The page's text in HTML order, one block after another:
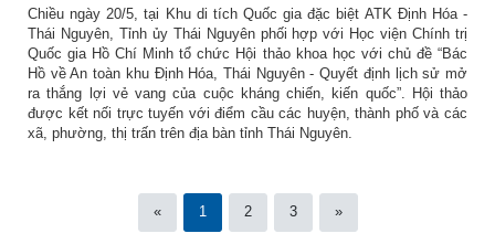
Chiều ngày 20/5, tại Khu di tích Quốc gia đặc biệt ATK Định Hóa -
Thái Nguyên, Tỉnh ủy Thái Nguyên phối hợp với Học viện Chính trị
Quốc gia Hồ Chí Minh tổ chức Hội thảo khoa học với chủ đề “Bác
Hồ về An toàn khu Định Hóa, Thái Nguyên - Quyết định lịch sử mở
ra thắng lợi vẻ vang của cuộc kháng chiến, kiến quốc”. Hội thảo
được kết nối trực tuyến với điểm cầu các huyện, thành phố và các
xã, phường, thị trấn trên địa bàn tỉnh Thái Nguyên.
« 1 2 3 »